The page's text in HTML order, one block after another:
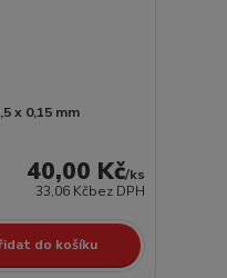
x 0,15 mm
40,00 Kč/ks
33,06 Kčbez DPH
do košíku